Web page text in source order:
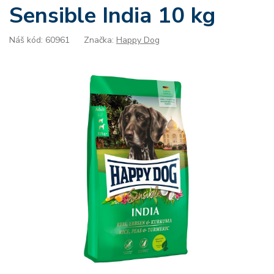
Sensible India 10 kg
Náš kód: 60961 Značka: Happy Dog